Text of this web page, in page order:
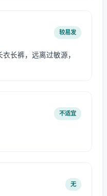
较易发
长裤，远离过敏源，
不适宜
无